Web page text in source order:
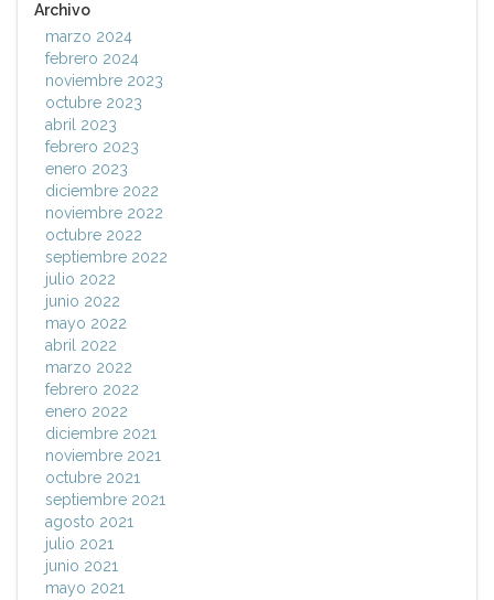
Archivo
marzo 2024
febrero 2024
noviembre 2023
octubre 2023
abril 2023
febrero 2023
enero 2023
diciembre 2022
noviembre 2022
octubre 2022
septiembre 2022
julio 2022
junio 2022
mayo 2022
abril 2022
marzo 2022
febrero 2022
enero 2022
diciembre 2021
noviembre 2021
octubre 2021
septiembre 2021
agosto 2021
julio 2021
junio 2021
mayo 2021